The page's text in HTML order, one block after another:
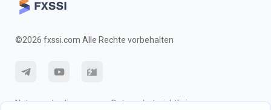
©2026 fxssi.com Alle Rechte vorbehalten
Nutzungsbedingungen Datenschutzrichtlinie